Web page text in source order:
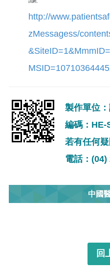
訊網。
http://
zMessagess/
製作單位
編碼：HE-
若有任何
電話：(04)
中國
回